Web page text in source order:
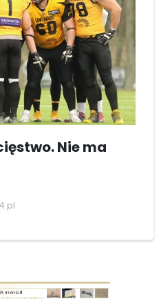
Nie ma